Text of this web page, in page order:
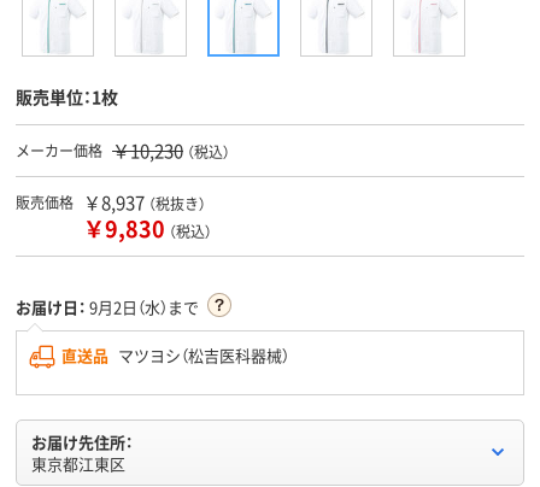
販売単位：1枚
メーカー価格 ￥10,230 （税込）
販売価格 ￥8,937 （税抜き）
￥9,830 （税込）
お届け日： 9月2日（水）まで
直送品 マツヨシ（松吉医科器械）
お届け先住所：
東京都江東区